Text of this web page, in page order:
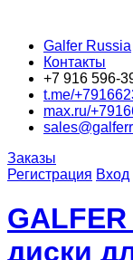
Galfer Russia
Контакты
+7 916 596-
t.me/
max.ru/
Заказы
Регистрация Вход
диски